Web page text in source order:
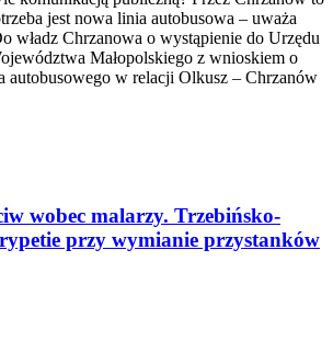
jest nowa linia autobusowa – uważa
władz Chrzanowa o wystąpienie do Urzędu
Małopolskiego z wnioskiem o
autobusowego w relacji Olkusz – Chrzanów
wobec malarzy. Trzebińsko-
przy wymianie przystanków